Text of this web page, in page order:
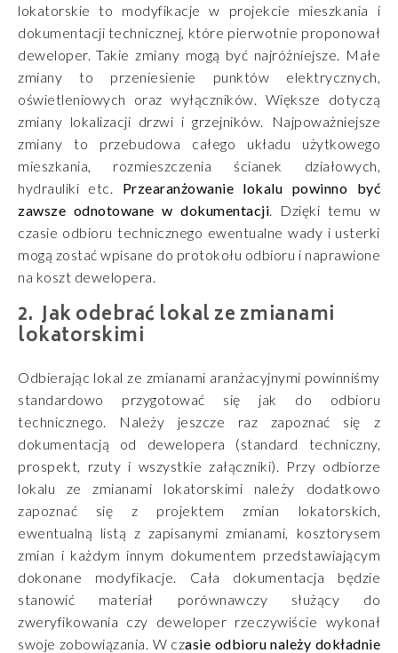
lokatorskie to modyfikacje w projekcie mieszkania i
dokumentacji technicznej, które pierwotnie proponował
deweloper. Takie zmiany mogą być najróżniejsze. Małe
zmiany to przeniesienie punktów elektrycznych,
oświetleniowych oraz wyłączników. Większe dotyczą
zmiany lokalizacji drzwi i grzejników. Najpoważniejsze
zmiany to przebudowa całego układu użytkowego
mieszkania, rozmieszczenia ścianek działowych,
hydrauliki etc. Przearanżowanie lokalu powinno być
zawsze odnotowane w dokumentacji . Dzięki temu w
czasie odbioru technicznego ewentualne wady i usterki
mogą zostać wpisane do protokołu odbioru i naprawione
na koszt dewelopera.
Jak odebrać lokal ze zmianami
lokatorskimi
Odbierając lokal ze zmianami aranżacyjnymi powinniśmy
standardowo przygotować się jak do odbioru
technicznego. Należy jeszcze raz zapoznać się z
dokumentacją od dewelopera (standard techniczny,
prospekt, rzuty i wszystkie załączniki). Przy odbiorze
lokalu ze zmianami lokatorskimi należy dodatkowo
zapoznać się z projektem zmian lokatorskich,
ewentualną listą z zapisanymi zmianami, kosztorysem
zmian i każdym innym dokumentem przedstawiającym
dokonane modyfikacje. Cała dokumentacja będzie
stanowić materiał porównawczy służący do
zweryfikowania czy deweloper rzeczywiście wykonał
swoje zobowiązania. W czasie odbioru należy dokładnie